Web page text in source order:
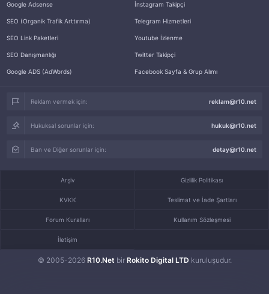
Google Adsense
SEO (Organik Trafik Arttırma)
SEO Link Paketleri
SEO Danışmanlığı
Google ADS (AdWords)
İnstagram Takipçi
Telegram Hizmetleri
Youtube İzlenme
Twitter Takipçi
Facebook Sayfa & Grup Alımı
Reklam vermek için: reklam@r10.net
Hukuksal sorunlar için: hukuk@r10.net
Ban ve Diğer sorunlar için: detay@r10.net
© 2005-2026 R10.Net bir Rokito Digital LTD kuruluşudur.
Arşiv Gizlilik Politikası
KVKK Teslimat ve İade Şartları
Forum Kuralları Kullanım Sözleşmesi
İletişim